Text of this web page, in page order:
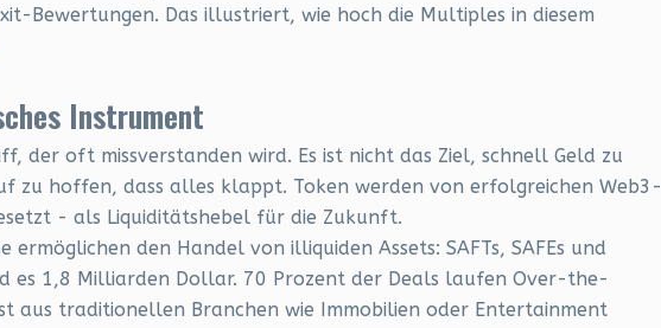
Bewertungen. Das illustriert, wie hoch die Multiples in diesem
Instrument
der oft missverstanden wird. Es ist nicht das Ziel, schnell Geld zu
zu hoffen, dass alles klappt. Token werden von erfolgreichen Web3-
- als Liquiditätshebel für die Zukunft.
den Handel von illiquiden Assets: SAFTs, SAFEs und
es 1,8 Milliarden Dollar. 70 Prozent der Deals laufen Over-the-
aus traditionellen Branchen wie Immobilien oder Entertainment